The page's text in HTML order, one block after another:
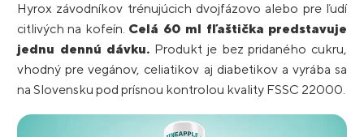
Hyrox závodníkov trénujúcich dvojfázovo alebo pre ľudí
citlivých na kofeín. Celá 60 ml fľaštička predstavuje
jednu dennú dávku. Produkt je bez pridaného cukru,
vhodný pre vegánov, celiatikov aj diabetikov a vyrába sa
na Slovensku pod prísnou kontrolou kvality FSSC 22000.